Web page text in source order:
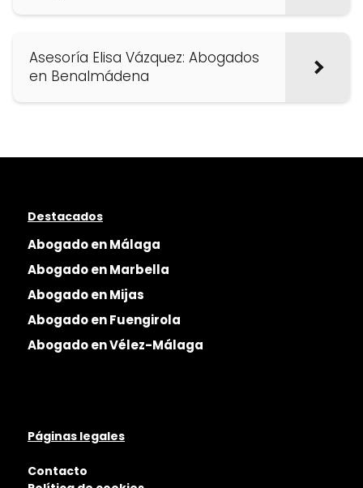
Asesoría Elisa Vázquez: Abogados
en Benalmádena
Destacados
Abogado en Málaga
Abogado en Marbella
Abogado en Mijas
Abogado en Fuengirola
Abogado en Vélez-Málaga
Páginas legales
Contacto